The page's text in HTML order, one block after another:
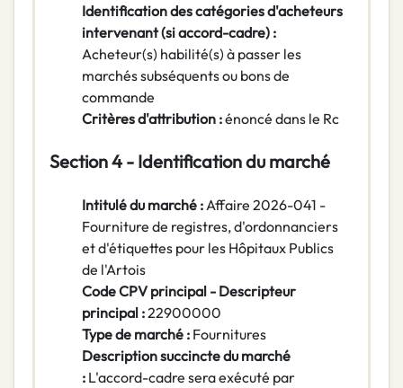
Identification des catégories d'acheteurs
intervenant (si accord-cadre) :
Acheteur(s) habilité(s) à passer les
marchés subséquents ou bons de
commande
Critères d'attribution :énoncé dans le Rc
Section 4 - Identification du marché
Intitulé du marché :Affaire 2026-041 -
Fourniture de registres, d'ordonnanciers
et d'étiquettes pour les Hôpitaux Publics
de l'Artois
Code CPV principal - Descripteur
principal :22900000
Type de marché : Fournitures
Description succincte du marché
: L'accord-cadre sera exécuté par